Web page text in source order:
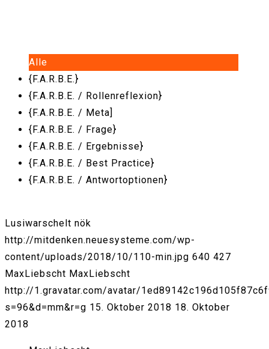
Alle
{F.A.R.B.E.}
{F.A.R.B.E. / Rollenreflexion}
{F.A.R.B.E. / Meta]
{F.A.R.B.E. / Frage}
{F.A.R.B.E. / Ergebnisse}
{F.A.R.B.E. / Best Practice}
{F.A.R.B.E. / Antwortoptionen}
Lusiwarschelt nök
http://mitdenken.neuesysteme.com/wp-
content/uploads/2018/10/110-min.jpg 640 427
MaxLiebscht MaxLiebscht
http://1.gravatar.com/avatar/
s=96&d=mm&r=g 15. Oktober 2018 18. Oktober
2018